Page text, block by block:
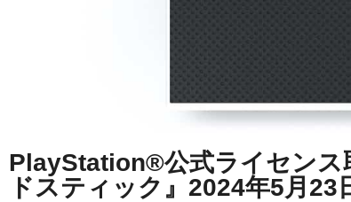
PlayStation®公式ライセンス
ドスティック』2024年5月23